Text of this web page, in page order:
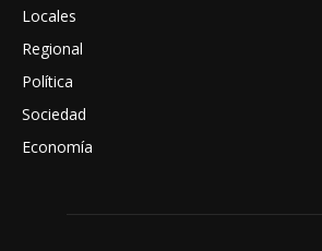
Locales
Regional
Política
Sociedad
Economía